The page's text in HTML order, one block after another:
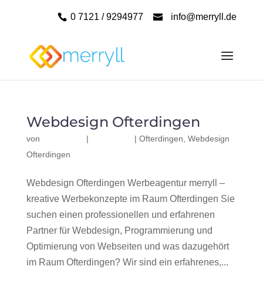
0 7121 / 9294977 info@merryll.de
Webdesign Ofterdingen
von | | Ofterdingen Webdesign
Ofterdingen
Webdesign Ofterdingen Werbeagentur merryll –
kreative Werbekonzepte im Raum Ofterdingen Sie
suchen einen professionellen und erfahrenen
Partner für Webdesign, Programmierung und
Optimierung von Webseiten und was dazugehört
im Raum Ofterdingen? Wir sind ein erfahrenes,...